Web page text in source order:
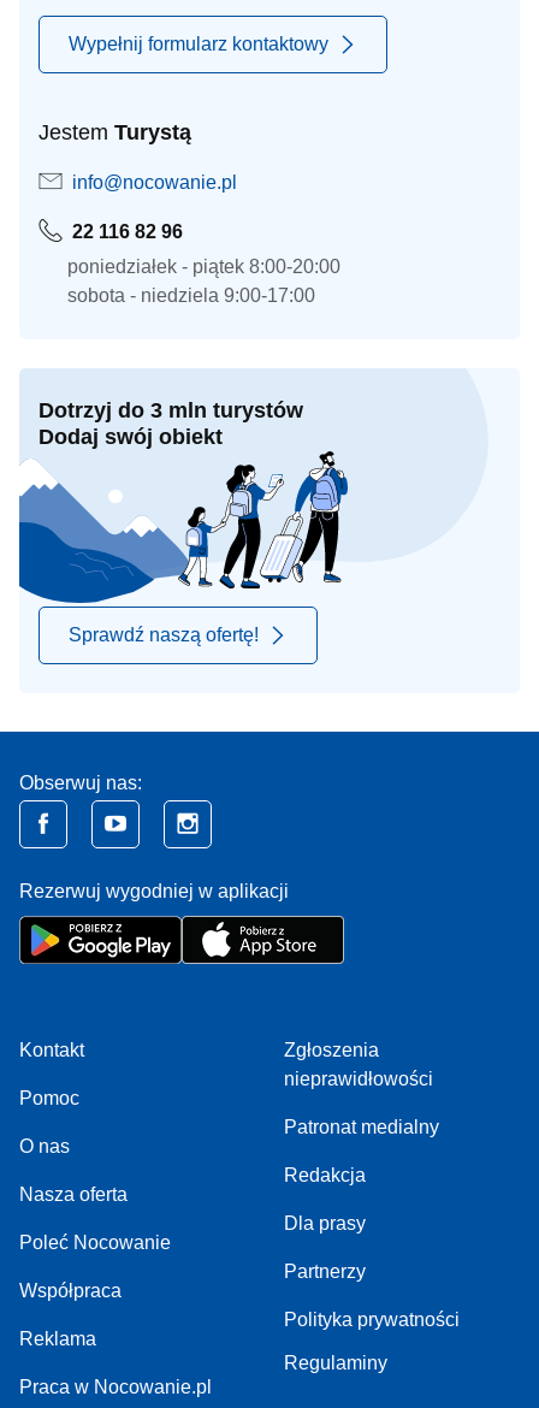
Wypełnij formularz kontaktowy
Jestem Turystą
info@nocowanie.pl
22 116 82 96
poniedziałek - piątek 8:00-20:00
sobota - niedziela 9:00-17:00
Dotrzyj do 3 mln turystów
Dodaj swój obiekt
Sprawdź naszą ofertę!
Obserwuj nas:
Rezerwuj wygodniej w aplikacji
Kontakt
Pomoc
O nas
Nasza oferta
Poleć Nocowanie
Współpraca
Reklama
Praca w Nocowanie.pl
Zgłoszenia
nieprawidłowości
Patronat medialny
Redakcja
Dla prasy
Partnerzy
Polityka prywatności
Regulaminy